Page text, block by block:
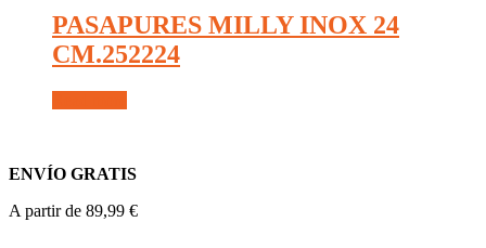
PASAPURES MILLY INOX 24
CM.252224
ENVÍO GRATIS
A partir de 89,99 €